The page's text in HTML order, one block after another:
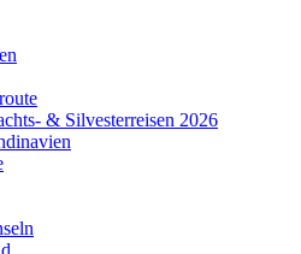
& Silvesterreisen 2026